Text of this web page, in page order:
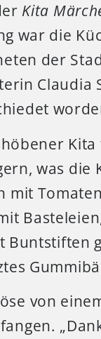
Kita
war die
der
Claudia
was die
mit
Buntstiften
von